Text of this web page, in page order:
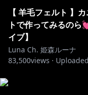
【 羊毛フェルト 】
トで作ってみるのら
イブ】
Luna Ch. 姫森ルーナ
83,500views · Uploaded